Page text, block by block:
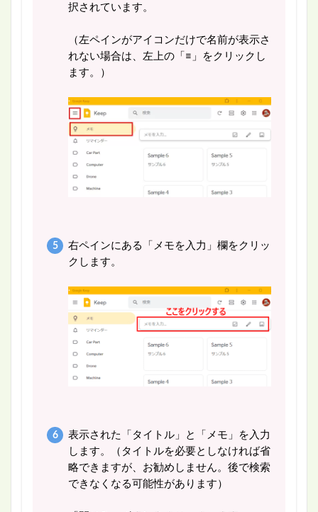
択されています。
（左ペインがアイコンだけで名前が表示さ
れない場合は、左上の「≡」をクリックし
ます。）
右ペインにある「メモを入力」欄をクリッ
クします。
表示された「タイトル」と「メモ」を入力
します。（タイトルを必要としなければ省
略できますが、お勧めしません。後で検索
できなくなる可能性があります）